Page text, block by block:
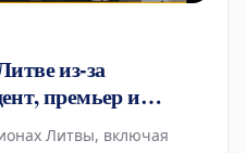
из-за
премьер и
Литвы, включая